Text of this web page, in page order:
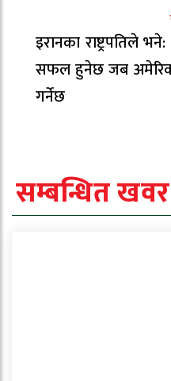
इरानका राष्ट्रपतिले भने:
सफल हुनेछ जब
गर्नेछ
सम्बन्धित खवर